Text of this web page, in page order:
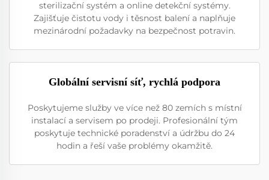
sterilizační systém a online detekční systémy.
Zajišťuje čistotu vody i těsnost balení a naplňuje
mezinárodní požadavky na bezpečnost potravin.
Globální servisní síť, rychlá podpora
Poskytujeme služby ve více než 80 zemích s místní
instalací a servisem po prodeji. Profesionální tým
poskytuje technické poradenství a údržbu do 24
hodin a řeší vaše problémy okamžitě.